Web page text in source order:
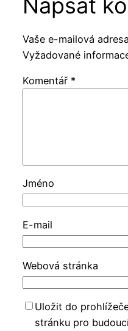
Napsat
Vaše e-mailová
Vyžadované
Komentář *
Jméno
E-mail
Webová stránka
Uložit do
stránku pro